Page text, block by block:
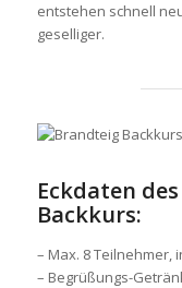
entstehen schnell
geselliger.
Eckdaten
Backkurs:
– Max. 8 Teilnehmer,
– Begrüßungs-